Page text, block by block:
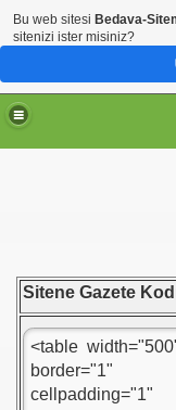
Sitene Gazete
Bu web sitesi Bedava-
sitenizi ister misiniz?